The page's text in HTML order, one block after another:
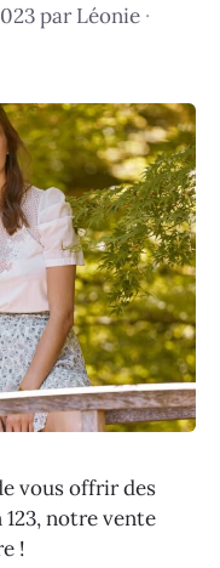
parLéonie ·
vous offrir des
notre vente
!